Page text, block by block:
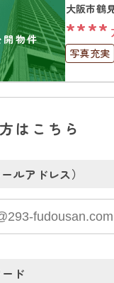
開物件
大阪市鶴
****
写真充実
上下水道
はこちら
ルアドレス）
ド